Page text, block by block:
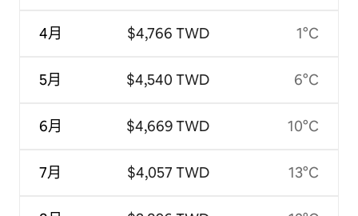
4月
5月
6月
7月
$4,766 TWD
$4,540 TWD
$4,669 TWD
$4,057 TWD
1°C
6°C
10°C
13°C